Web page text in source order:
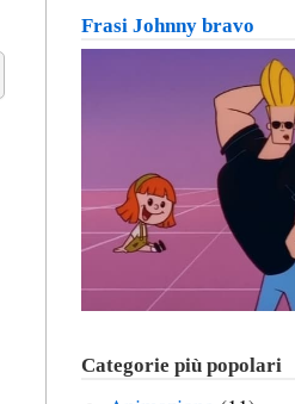
Frasi Johnny bravo
Categorie più popolari